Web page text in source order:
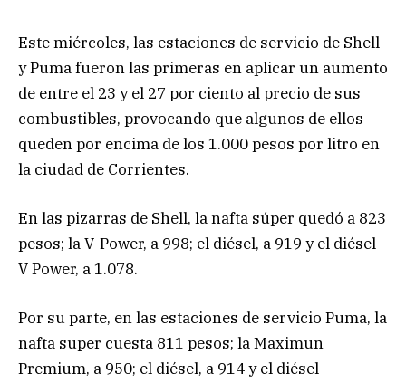
Este miércoles, las estaciones de servicio de Shell
y Puma fueron las primeras en aplicar un aumento
de entre el 23 y el 27 por ciento al precio de sus
combustibles, provocando que algunos de ellos
queden por encima de los 1.000 pesos por litro en
la ciudad de Corrientes.
En las pizarras de Shell, la nafta súper quedó a 823
pesos; la V-Power, a 998; el diésel, a 919 y el diésel
V Power, a 1.078.
Por su parte, en las estaciones de servicio Puma, la
nafta super cuesta 811 pesos; la Maximun
Premium, a 950; el diésel, a 914 y el diésel